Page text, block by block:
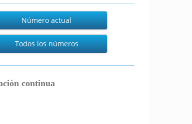
Número actual
Todos los números
continua